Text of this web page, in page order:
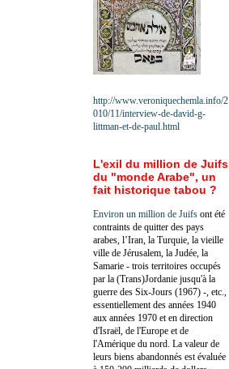
http://www.veroniquechemla.info/2
010/11/interview-de-david-g-
littman-et-de-paul.html
L'exil du million de Juifs
du "monde Arabe", un
fait historique tabou ?
Environ un million de Juifs ont été
contraints de quitter des pays
arabes, l’Iran, la Turquie, la vieille
ville de Jérusalem, la Judée, la
Samarie - trois territoires occupés
par la (Trans)Jordanie jusqu'à la
guerre des Six-Jours (1967) -, etc.,
essentiellement des années 1940
aux années 1970 et en direction
d'Israël, de l'Europe et de
l'Amérique du nord. La valeur de
leurs biens abandonnés est évaluée